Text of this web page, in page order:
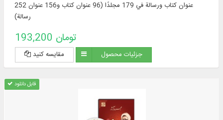
252 عنوان كتاب ورسالة في 179 مجلدًا (96 عنوان كتاب و156 عنوان
رسالة)
193,200 تومان
مقایسه کنید جزئیات محصول
قابل دانلود